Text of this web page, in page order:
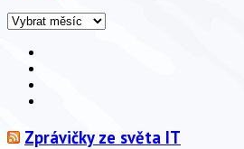
Archivy
Zprávičky ze světa IT